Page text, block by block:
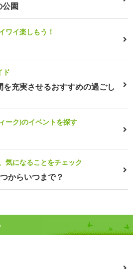
公園
ワイ楽しもう！
ド
充実させるおすすめの過ごし
ーク)のイベントを探す
気になることをチェック
からいつまで？